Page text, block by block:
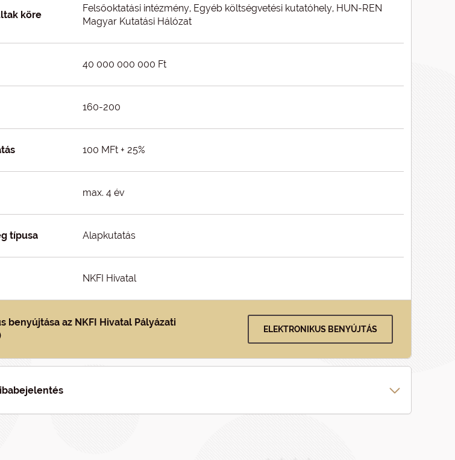
köre
Felsőoktatási intézmény, Egyéb költségvetési kutatóhely, HUN-REN
Magyar Kutatási Hálózat
40 000 000 000 Ft
160-200
100 MFt + 25%
max. 4 év
típusa Alapkutatás
NKFI Hivatal
benyújtása az NKFI Hivatal Pályázati
ELEKTRONIKUS BENYÚJTÁS